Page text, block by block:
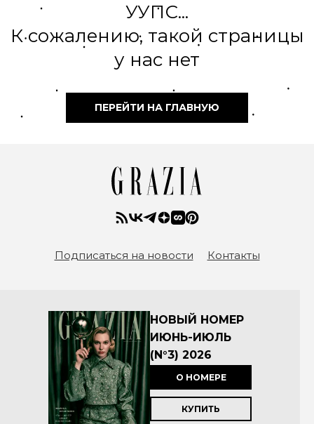
УУПС...
К сожалению, такой страницы
у нас нет
ПЕРЕЙТИ НА ГЛАВНУЮ
Подписаться на новости Контакты
НОВЫЙ НОМЕР
ИЮНЬ-ИЮЛЬ
(N°3) 2026
О НОМЕРЕ
КУПИТЬ